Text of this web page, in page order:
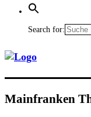
Search for:
Main­fran­ken